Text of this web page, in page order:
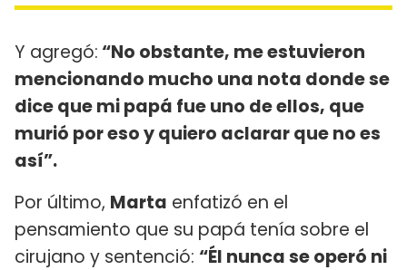
Y agregó: “No obstante, me estuvieron
mencionando mucho una nota donde se
dice que mi papá fue uno de ellos, que
murió por eso y quiero aclarar que no es
así”.
Por último, Marta enfatizó en el
pensamiento que su papá tenía sobre el
cirujano y sentenció: “Él nunca se operó ni